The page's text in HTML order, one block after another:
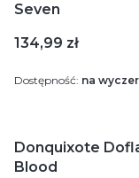
Seven
Cena
134,99 zł
Dostępność: na
Donquixote
Blood